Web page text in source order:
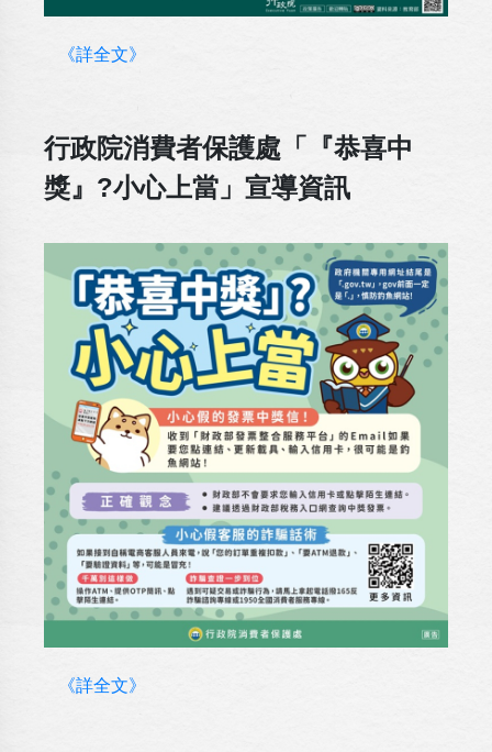
《詳全文》
行政院消費者保護處「『恭喜中
獎』?小心上當」宣導資訊
《詳全文》